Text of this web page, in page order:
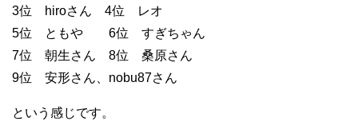
3位 hiroさん 4位 レオ
5位 ともや 6位 すぎちゃん
7位 朝生さん 8位 桑原さん
9位 安形さん、nobu87さん
という感じです。